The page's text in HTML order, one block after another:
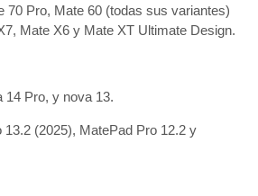
70 Pro, Mate 60 (todas sus variantes)
Mate X6 y Mate XT Ultimate Design.
14 Pro, y nova 13.
13.2 (2025), MatePad Pro 12.2 y